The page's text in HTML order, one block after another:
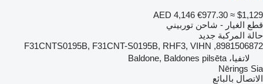
AED 4,146 €977.30 ≈ $1,129
قطع الغيار - شاحن توربيني
حالة المركبة جديد
8981506872, F31CNTS0195B, F31CNT-S0195B, RHF3, VIHN
لاتفيا، Baldone, Baldones pilsēta
Nērings Sia
الاتصال بالبائع